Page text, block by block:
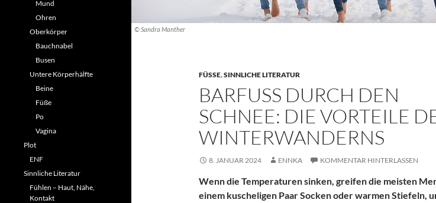
© Sandra Manther
FÜSSE ,SINNLICHE LITERATUR
BARFUSS DURCH DEN S
CHNEE: DIE VORTEILE DES
INTERWANDERNS
8. JANUAR 2024 ENNKA KOMMENTAR HINTERLASSEN
Wenn die Temperaturen sinken, greifen die meisten
einem kuscheligen Paar Socken oder warmen Stiefeln,
Mund
Ohren
Oberkörper
Bauchnabel
Busen
Untere Körperhälfte
Beine
Füße
Po
Vagina
Plot
ENF
Sinnliche Literatur
Fühlen – Haut, Nähe,
Kontakt